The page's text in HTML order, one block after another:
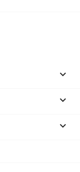


